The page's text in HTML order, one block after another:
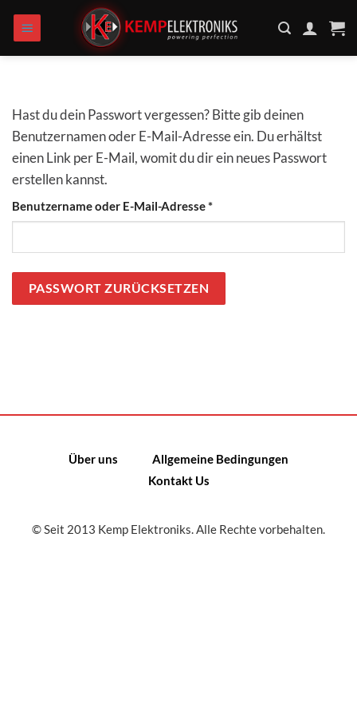
Inhalt
springen
Hast du dein Passwort vergessen? Bitte gib deinen
Benutzernamen oder E-Mail-Adresse ein. Du erhältst
einen Link per E-Mail, womit du dir ein neues Passwort
erstellen kannst.
Benutzername oder E-Mail-Adresse*Erforderlich
PASSWORT ZURÜCKSETZEN
Über uns
Allgemeine Bedingungen
Kontakt Us
© Seit 2013 Kemp Elektroniks. Alle Rechte vorbehalten.